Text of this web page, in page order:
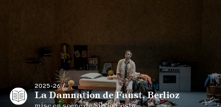
2025-26 /
La Damnation de Faust, Berlioz